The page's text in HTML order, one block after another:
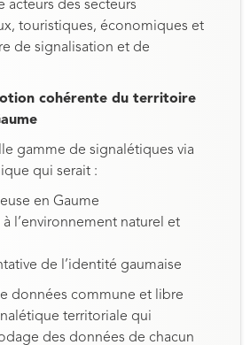
acteurs des secteurs
touristiques, économiques et
de signalisation et de
cohérente du territoire
gamme de signalétiques via
qui serait :
en Gaume
l’environnement naturel et
de l’identité gaumaise
données commune et libre
territoriale qui
des données de chacun